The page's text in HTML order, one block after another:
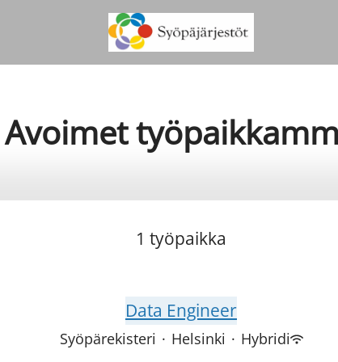
Avoimet
1 työpaikka
Data Engineer
Syöpärekisteri · Helsinki · Hybridi